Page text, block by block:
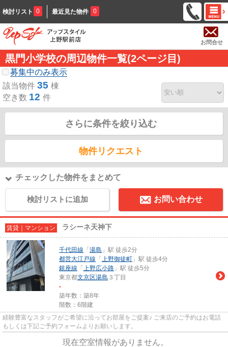
検討リスト 0 最近見た物件 0
お問合せ
黒門小学校の周辺物件一覧(2ページ目)
募集中のみ表示
該当物件 35 棟
空き数 12 件
さらに条件を絞り込む
物件リクエスト
チェックした物件をまとめて
検討リストに追加 お問い合わせ
賃貸｜マンション ラシーネ天神下
千代田線 「 湯島 」駅 徒歩2分
都営大江戸線 「 上野御徒町 」駅 徒歩4分
銀座線 「 上野広小路 」駅 徒歩5分
東京都文京区湯島 ３丁目
-
築年数：築8年
階数：6階建
経験豊富なスタッフがご希望に沿ってお部屋をご提案♪ ご来店のご予約はお電話
もしくは下記ご予約フォームよりお願いします。
現在空室情報がありません。